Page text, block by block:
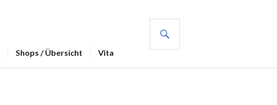
Shops / Übersicht Vita